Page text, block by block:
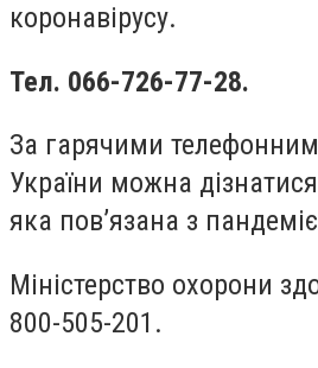
коронавірусу.
Тел. 066-726-77-28.
За гарячими
України можна
яка пов’язана з
Міністерство охорони
800-505-201.